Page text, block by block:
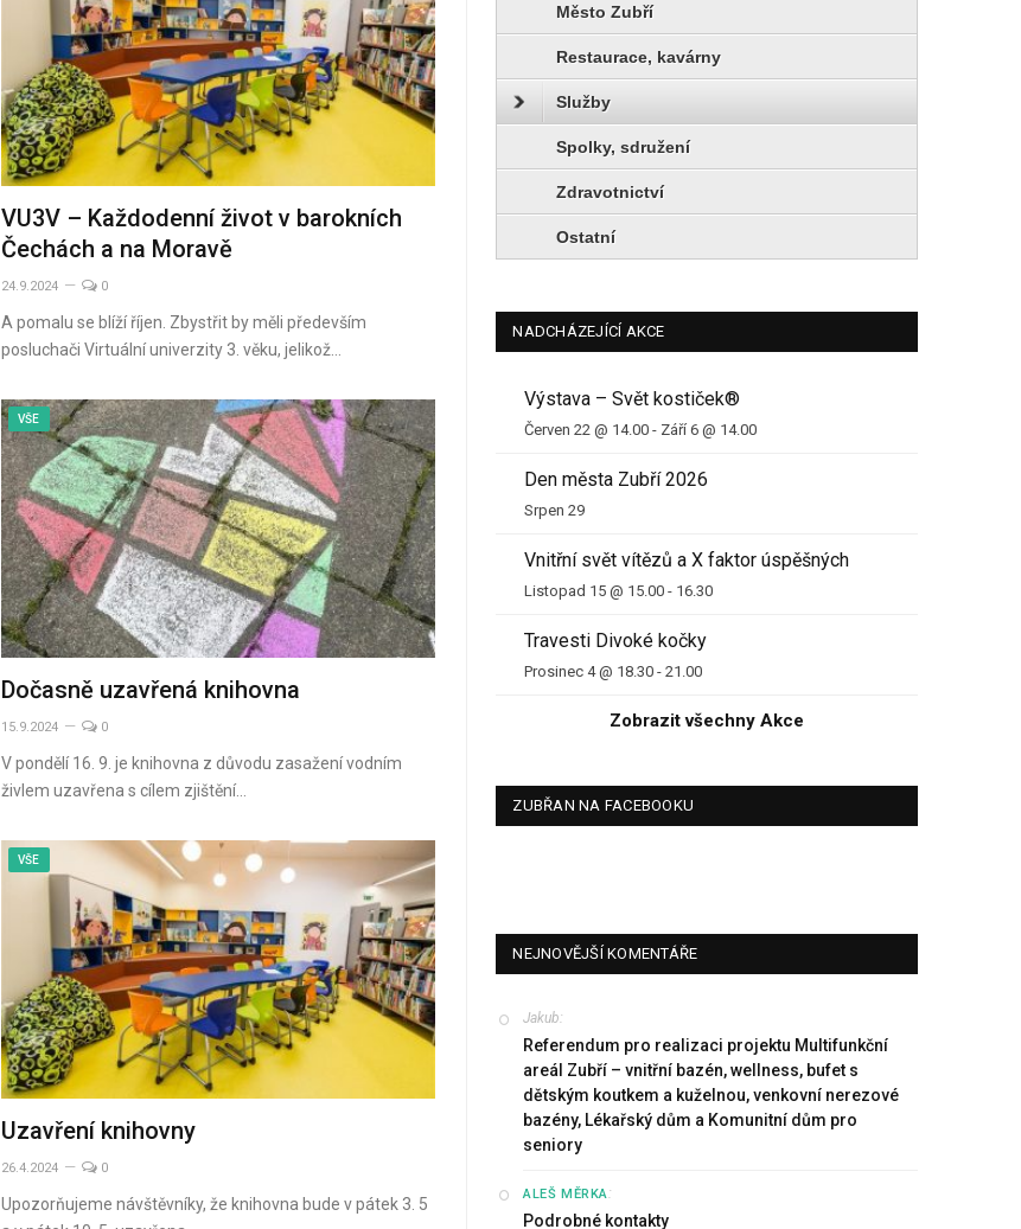
VU3V – Každodenní život v barokních
Čechách a na Moravě
24.9.2024 0
A pomalu se blíží říjen. Zbystřit by měli především
posluchači Virtuální univerzity 3. věku, jelikož…
VŠE
Dočasně uzavřená knihovna
15.9.2024 0
V pondělí 16. 9. je knihovna z důvodu zasažení vodním
živlem uzavřena s cílem zjištění…
VŠE
Uzavření knihovny
26.4.2024 0
Upozorňujeme návštěvníky, že knihovna bude v pátek 3. 5
Město Zubří
Restaurace, kavárny
Služby
Spolky, sdružení
Zdravotnictví
Ostatní
NADCHÁZEJÍCÍ AKCE
Výstava – Svět kostiček®
Červen 22 @ 14.00 - Září 6 @ 14.00
Den města Zubří 2026
Srpen 29
Vnitřní svět vítězů a X faktor úspěšných
Listopad 15 @ 15.00 - 16.30
Travesti Divoké kočky
Prosinec 4 @ 18.30 -21.00
Zobrazit všechny Akce
ZUBŘAN NA FACEBOOKU
NEJNOVĚJŠÍ KOMENTÁŘE
Jakub:
Referendum pro realizaci projektu Multifunkční
areál Zubří – vnitřní bazén, wellness, bufet s
dětským koutkem a kuželnou, venkovní nerezové
bazény, Lékařský dům a Komunitní dům pro
seniory
ALEŠ MĚRKA:
Podrobné kontakty